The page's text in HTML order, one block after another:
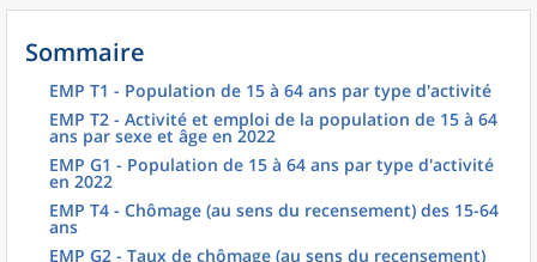
Sommaire
EMP T1 - Population de 15 à 64 ans par type d'activité
EMP T2 - Activité et emploi de la population de 15 à 64
ans par sexe et âge en 2022
EMP G1 - Population de 15 à 64 ans par type d'activité
en 2022
EMP T4 - Chômage (au sens du recensement) des 15-64
ans
EMP G2 - Taux de chômage (au sens du recensement)